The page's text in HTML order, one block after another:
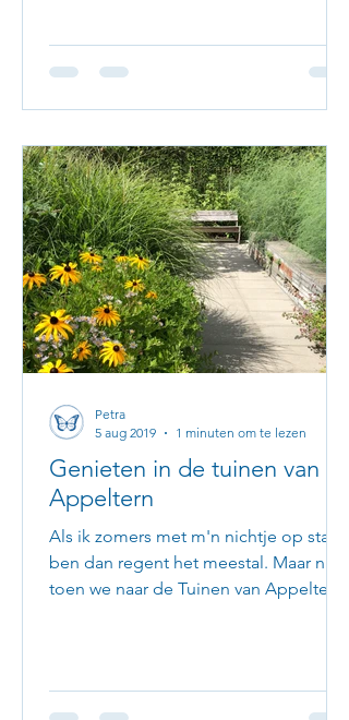
Genieten in de tuinen van
Appeltern
Als ik zomers met m'n nichtje op stap
ben dan regent het meestal. Maar niet
toen we naar de Tuinen van Appeltern
Petra
5 aug 2019
1 minuten om te lezen